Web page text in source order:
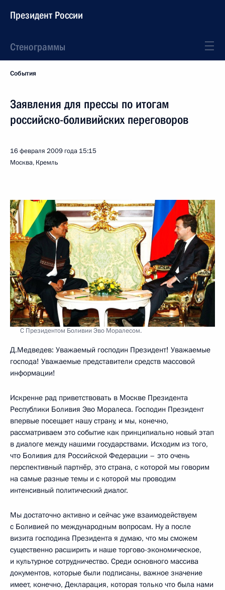
Президент России
Стенограммы
События
Заявления для прессы по итогам
российско-боливийских переговоров
16 февраля 2009 года 15:15
Москва, Кремль
С Президентом Боливии Эво Моралесом.
Д.Медведев: Уважаемый господин Президент! Уважаемые
господа! Уважаемые представители средств массовой
информации!
Искренне рад приветствовать в Москве Президента
Республики Боливия Эво Моралеса. Господин Президент
впервые посещает нашу страну, и мы, конечно,
рассматриваем это событие как принципиально новый этап
в диалоге между нашими государствами. Исходим из того,
что Боливия для Российской Федерации – это очень
перспективный партнёр, это страна, с которой мы говорим
на самые разные темы и с которой мы проводим
интенсивный политический диалог.
Мы достаточно активно и сейчас уже взаимодействуем
с Боливией по международным вопросам. Ну а после
визита господина Президента я думаю, что мы сможем
существенно расширить и наше торгово-экономическое,
и культурное сотрудничество. Среди основного массива
документов, которые были подписаны, важное значение
имеет, конечно, Декларация, которая только что была нами